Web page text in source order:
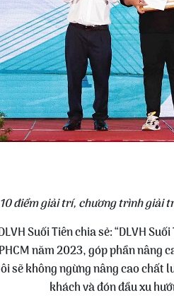
điểm giải trí, chương trình giải
Suối Tiên chia sẻ: “DLVH
năm 2023, góp phần
sẽ không ngừng nâng cao chất
khách và đón đầu xu